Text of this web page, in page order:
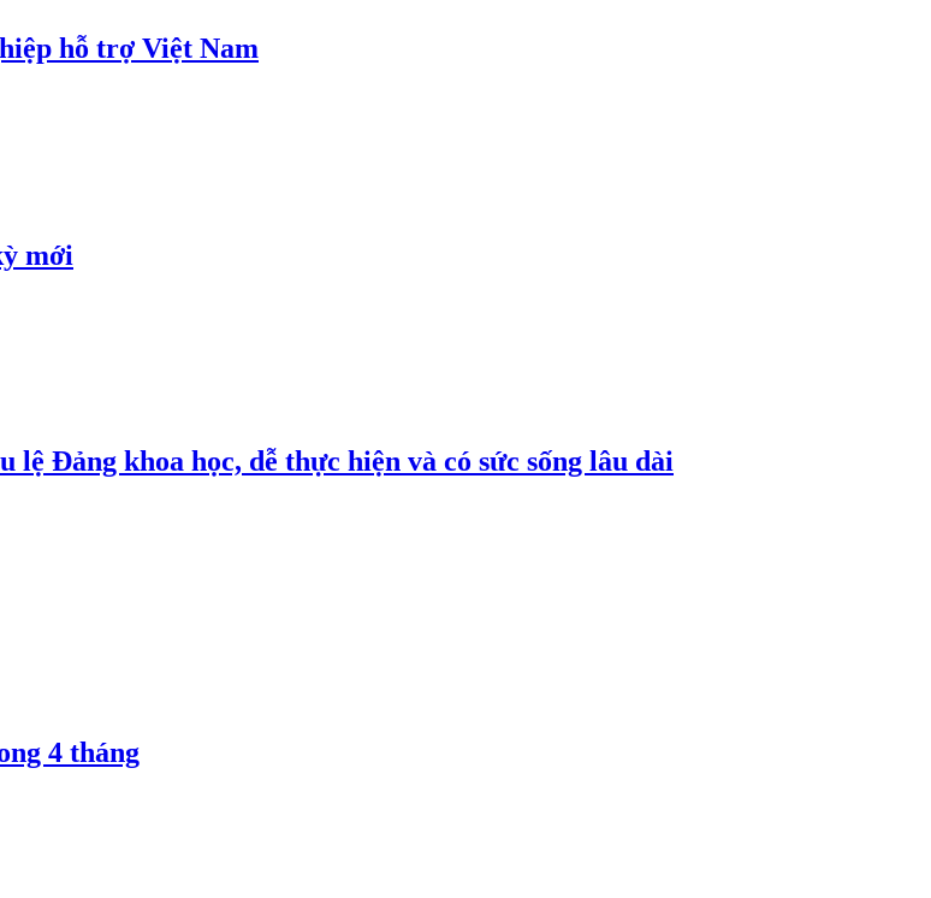
hỗ trợ Việt Nam
mới
Đảng khoa học, dễ thực hiện và có sức sống lâu dài
4 tháng